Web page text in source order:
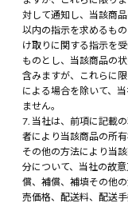
対して通知し、当該商
以内の指示を求めるも
け取りに関する指示を
ものとし、当該商品の
含みますが、これらに
による場合を除いて、
ません。
当社は、前項に記載
者により当該商品の所
その他の方法により当
分について、当社の故
償、補償、補填その他
売価格、配送料、配送